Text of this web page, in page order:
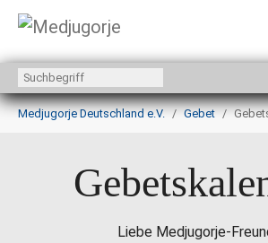
Zum Hauptinhalt springen
Sie sind hier:
Medjugorje Deutschland e.V.
Gebet
Liebe Medjugorje-